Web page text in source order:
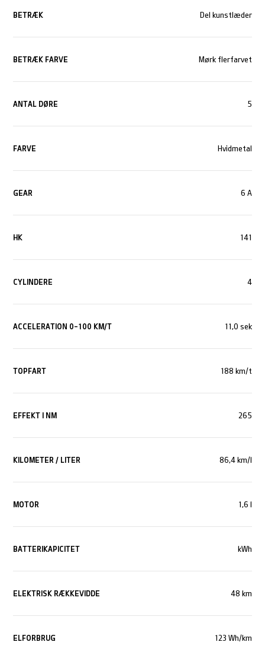
BETRÆK Del kunstlæder
BETRÆK FARVE Mørk flerfarvet
ANTAL DØRE 5
FARVE Hvidmetal
GEAR 6 A
HK 141
CYLINDERE 4
ACCELERATION 0-100 KM/T 11,0 sek
TOPFART 188 km/t
EFFEKT I NM 265
KILOMETER / LITER 86,4 km/l
MOTOR 1,6 l
BATTERIKAPICITET kWh
ELEKTRISK RÆKKEVIDDE 48 km
ELFORBRUG 123 Wh/km